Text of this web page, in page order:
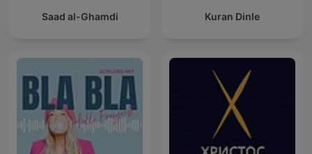
Saad al-Ghamdi Kuran Dinle